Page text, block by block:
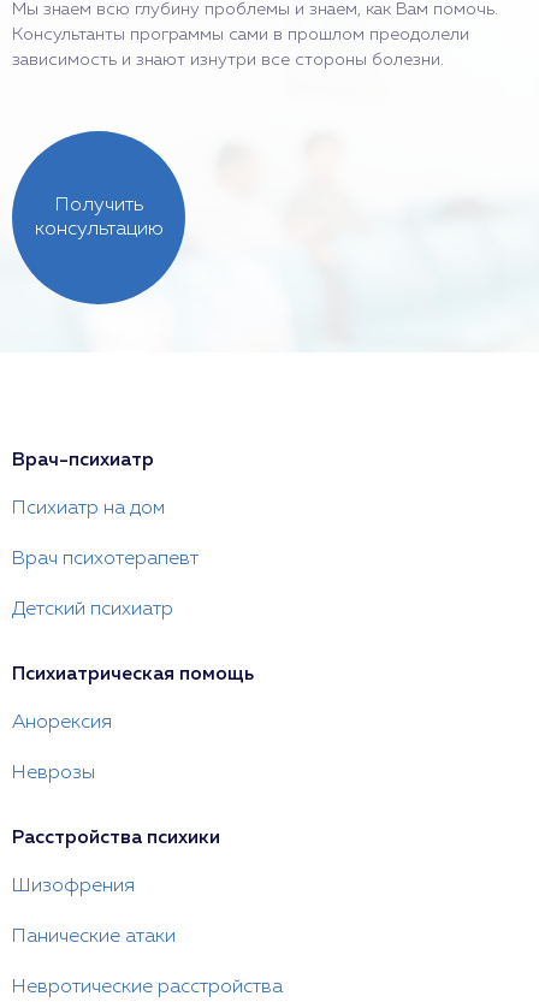
Мы знаем всю глубину проблемы и знаем, как Вам помочь.
Консультанты программы сами в прошлом преодолели
зависимость и знают изнутри все стороны болезни.
Получить
консультацию
Врач-психиатр
Психиатр на дом
Врач психотерапевт
Детский психиатр
Психиатрическая помощь
Анорексия
Неврозы
Расстройства психики
Шизофрения
Панические атаки
Невротические расстройства